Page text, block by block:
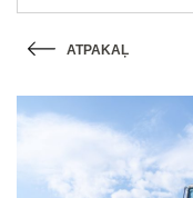
ATPAKAĻ